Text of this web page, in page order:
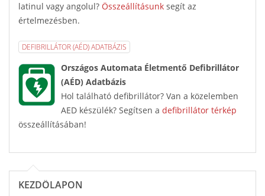
latinul vagy angolul? Összeállításunk segít az
értelmezésben.
DEFIBRILLÁTOR (AÉD) ADATBÁZIS
Országos Automata Életmentő Defibrillátor
(AÉD) Adatbázis
Hol található defibrillátor? Van a közelemben
AED készülék? Segítsen a defibrillátor térkép
összeállításában!
KEZDŐLAPON